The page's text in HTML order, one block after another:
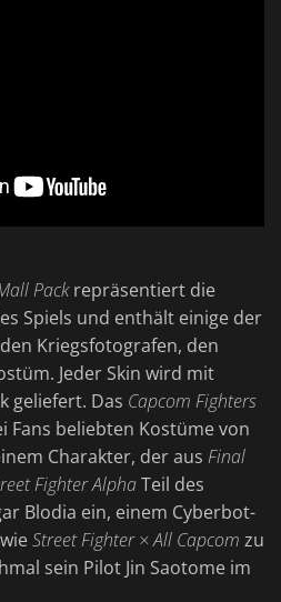
Packrepräsentiert die
Spiels und enthält einige der
Kriegsfotografen, den
Jeder Skin wird mit
geliefert. Das Capcom Fighters
beliebten Kostüme von
Charakter, der aus Final
Fighter AlphaTeil des
Blodia ein, einem Cyberbot-
Street Fighter × All Capcom zu
sein Pilot Jin Saotome im